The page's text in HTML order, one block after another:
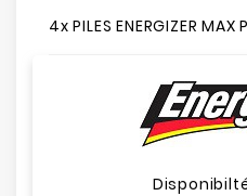
4x PILES ENERGIZER